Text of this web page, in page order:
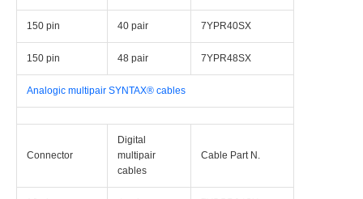
150 pin 40 pair 7YPR40SX
150 pin 48 pair 7YPR48SX
Analogic multipair SYNTAX® cables
Connector
Digital
multipair
cables
Cable Part N.